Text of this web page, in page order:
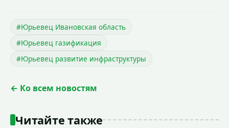
#Юрьевец Ивановская область
#Юрьевец газификация
#Юрьевец развитие инфраструктуры
← Ко всем новостям
Читайте также